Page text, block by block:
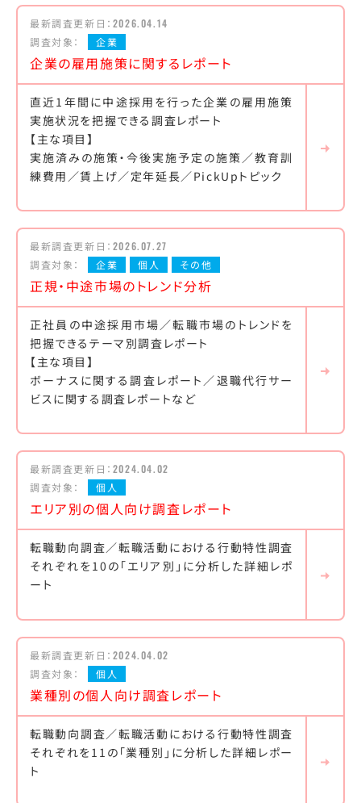
最新調査更新日： 2026.04.14
調査対象：
企業
企業の雇用施策に関するレポート
直近1年間に中途採用を行った企業の雇用施策
実施状況を把握できる調査レポート
【主な項目】
実施済みの施策・今後実施予定の施策／教育訓
練費用／賃上げ／定年延長／PickUpトピック
最新調査更新日： 2026.07.27
調査対象：
企業 個人 その他
正規・中途市場のトレンド分析
正社員の中途採用市場／転職市場のトレンドを
把握できるテーマ別調査レポート
【主な項目】
ボーナスに関する調査レポート／退職代行サー
ビスに関する調査レポートなど
最新調査更新日： 2024.04.02
調査対象：
個人
エリア別の個人向け調査レポート
転職動向調査／転職活動における行動特性調査
それぞれを10の「エリア別」に分析した詳細レポ
ート
最新調査更新日： 2024.04.02
調査対象：
個人
業種別の個人向け調査レポート
転職動向調査／転職活動における行動特性調査
それぞれを11の「業種別」に分析した詳細レポー
ト